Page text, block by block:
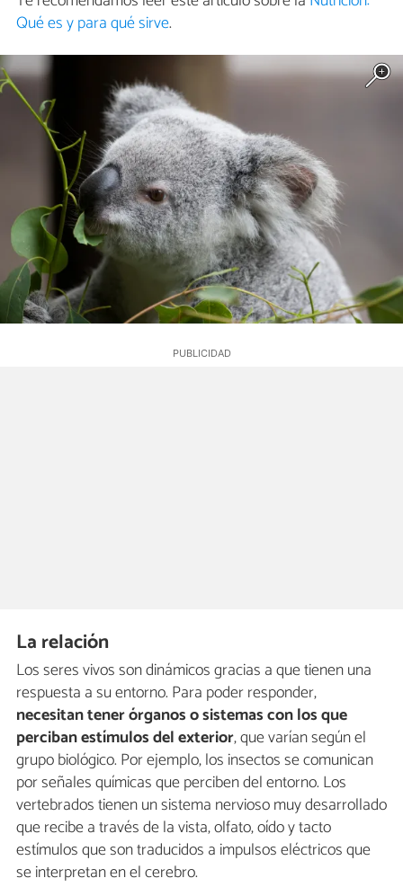
Qué es y para qué sirve.
La relación
Los seres vivos son dinámicos gracias a que tienen una
respuesta a su entorno. Para poder responder,
necesitan tener órganos o sistemas con los que
perciban estímulos del exterior, que varían según el
grupo biológico. Por ejemplo, los insectos se comunican
por señales químicas que perciben del entorno. Los
vertebrados tienen un sistema nervioso muy desarrollado
que recibe a través de la vista, olfato, oído y tacto
estímulos que son traducidos a impulsos eléctricos que
se interpretan en el cerebro.